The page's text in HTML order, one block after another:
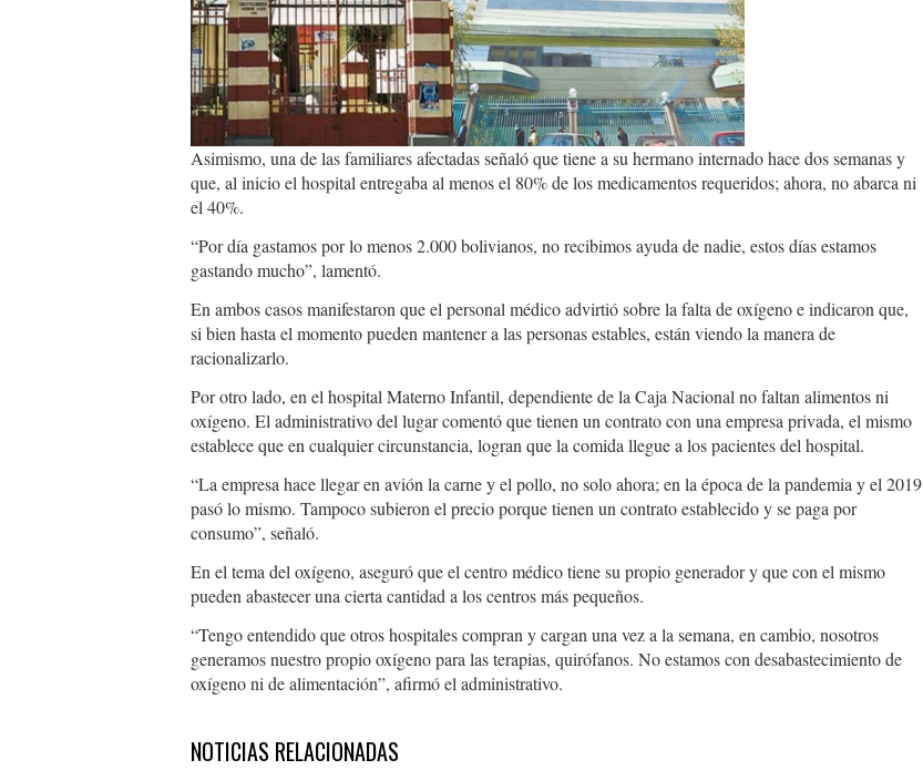
Asimismo, una de las familiares afectadas señaló que tiene a su hermano internado hace dos semanas y
que, al inicio el hospital entregaba al menos el 80% de los medicamentos requeridos; ahora, no abarca ni
el 40%.
“Por día gastamos por lo menos 2.000 bolivianos, no recibimos ayuda de nadie, estos días estamos
gastando mucho”, lamentó.
En ambos casos manifestaron que el personal médico advirtió sobre la falta de oxígeno e indicaron que,
si bien hasta el momento pueden mantener a las personas estables, están viendo la manera de
racionalizarlo.
Por otro lado, en el hospital Materno Infantil, dependiente de la Caja Nacional no faltan alimentos ni
oxígeno. El administrativo del lugar comentó que tienen un contrato con una empresa privada, el mismo
establece que en cualquier circunstancia, logran que la comida llegue a los pacientes del hospital.
“La empresa hace llegar en avión la carne y el pollo, no solo ahora; en la época de la pandemia y el 2019
pasó lo mismo. Tampoco subieron el precio porque tienen un contrato establecido y se paga por
consumo”, señaló.
En el tema del oxígeno, aseguró que el centro médico tiene su propio generador y que con el mismo
pueden abastecer una cierta cantidad a los centros más pequeños.
“Tengo entendido que otros hospitales compran y cargan una vez a la semana, en cambio, nosotros
generamos nuestro propio oxígeno para las terapias, quirófanos. No estamos con desabastecimiento de
oxígeno ni de alimentación”, afirmó el administrativo.
NOTICIAS RELACIONADAS